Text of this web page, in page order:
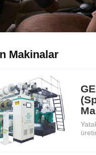
Makinalar